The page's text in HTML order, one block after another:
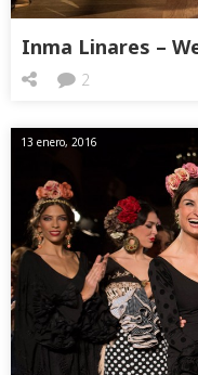
Inma Linares –
2
13 enero, 2016